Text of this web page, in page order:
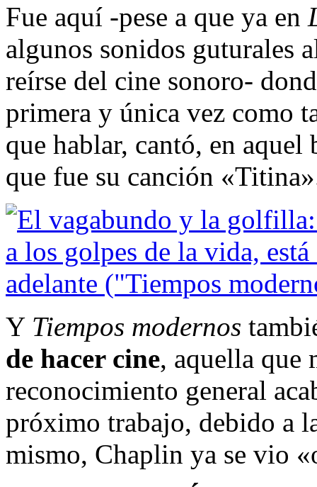
Fue aquí -pese a que ya en
algunos sonidos guturales
reírse del cine sonoro-
primera y única vez como
que hablar, cantó, en
que fue su canción
Y Tiempos modernos
de hacer cine, aquella que
reconocimiento general
próximo trabajo, debido a
mismo, Chaplin ya se vio